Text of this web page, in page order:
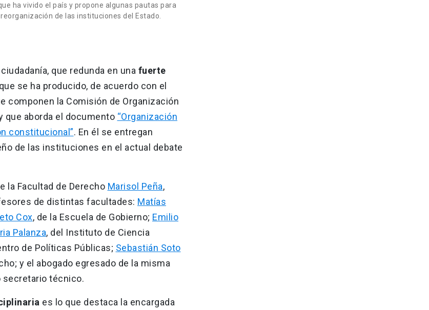
ha vivido el país y propone algunas pautas para
de las instituciones del Estado.
que redunda en una fuerte
se ha producido, de acuerdo con el
componen la Comisión de Organización
que aborda el documento “Organización
constitucional”. En él se entregan
de las instituciones en el actual debate
la Facultad de Derecho Marisol Peña,
de distintas facultades: Matías
Cox, de la Escuela de Gobierno; Emilio
Palanza, del Instituto de Ciencia
de Políticas Públicas; Sebastián Soto
y el abogado egresado de la misma
secretario técnico.
es lo que destaca la encargada